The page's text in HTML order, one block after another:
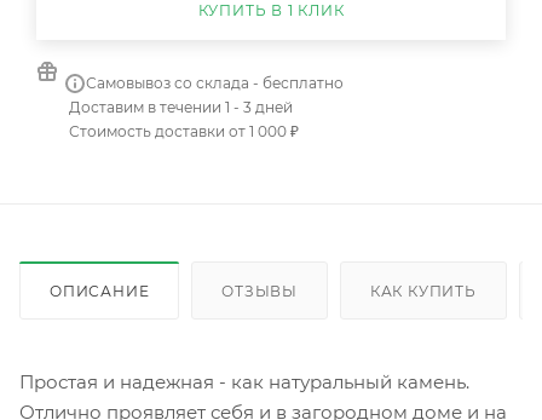
КУПИТЬ В 1 КЛИК
Самовывоз со склада - бесплатно
Доставим в течении 1 - 3 дней
Стоимость доставки от 1 000 ₽
ОПИСАНИЕ ОТЗЫВЫ КАК КУПИТЬ
Простая и надежная - как натуральный камень.
Отлично проявляет себя и в загородном доме и на